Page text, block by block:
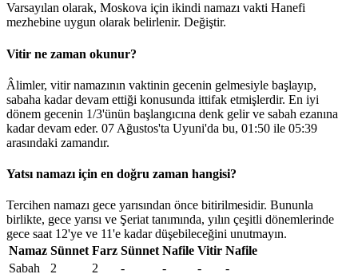
Varsayılan olarak, Moskova için ikindi namazı vakti Hanefi
mezhebine uygun olarak belirlenir. Değiştir.
Vitir ne zaman okunur?
Âlimler, vitir namazının vaktinin gecenin gelmesiyle başlayıp,
sabaha kadar devam ettiği konusunda ittifak etmişlerdir. En iyi
dönem gecenin 1/3'ünün başlangıcına denk gelir ve sabah ezanına
kadar devam eder. 07 Ağustos'ta Uyuni'da bu, 01:50 ile 05:39
arasındaki zamandır.
Yatsı namazı için en doğru zaman hangisi?
Tercihen namazı gece yarısından önce bitirilmesidir. Bununla
birlikte, gece yarısı ve Şeriat tanımında, yılın çeşitli dönemlerinde
gece saat 12'ye ve 11'e kadar düşebileceğini unutmayın.
Namaz Sünnet Farz Sünnet Nafile Vitir Nafile
Sabah
2 2 - - -
-